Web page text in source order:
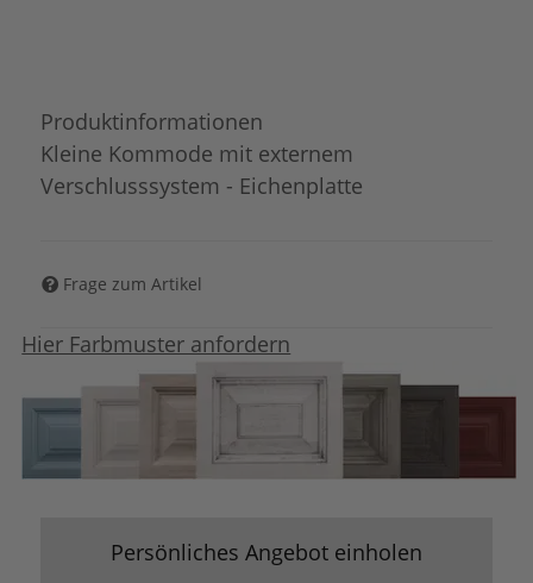
Produktinformationen
Kleine Kommode mit externem
Verschlusssystem - Eichenplatte
Frage zum Artikel
Hier Farbmuster anfordern
Persönliches Angebot einholen